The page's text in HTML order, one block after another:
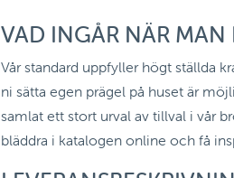
VAD INGÅR NÄR MAN
Vår standard uppfyller högt ställda
ni sätta egen prägel på huset är
samlat ett stort urval av tillval i vår
bläddra i katalogen online och få